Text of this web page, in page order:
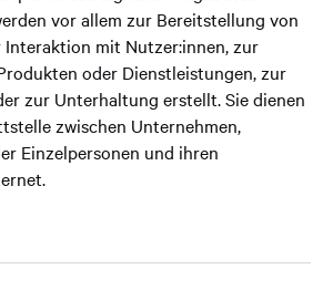
vor allem zur Bereitstellung von
mit Nutzer:innen, zur
oder Dienstleistungen, zur
zur Unterhaltung erstellt. Sie dienen
zwischen Unternehmen,
Einzelpersonen und ihren